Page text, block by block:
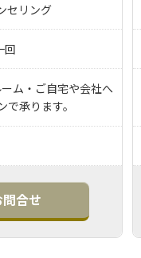
セリング
回
ム・ご自宅や会社へ
承ります。
合せ